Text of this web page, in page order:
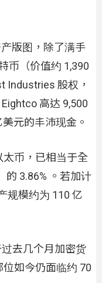
版图，除了满手
币（价值约 1,390
Industries 股权，
高达 9,500
元的丰沛现金。
币，已相当于全
的 3.86% 。若加计
规模约为 110 亿
去几个月加密货
如今仍面临约 70